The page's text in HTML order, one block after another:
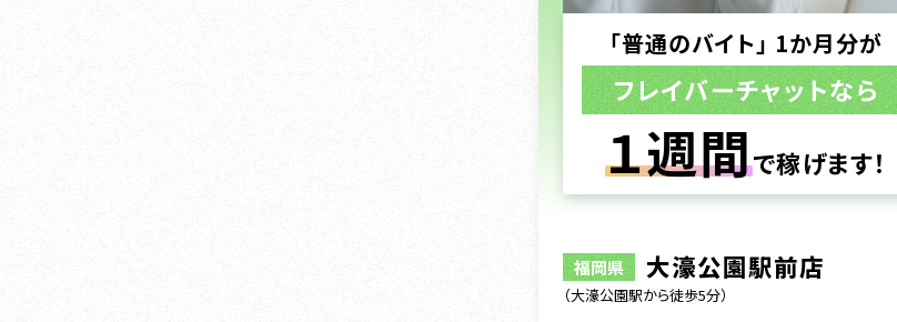
「普通のバイト」 1か月分が
フレイバーチャットなら
１週間で稼げます！
福岡県 大濠公園駅前店
（大濠公園駅から徒歩5分）